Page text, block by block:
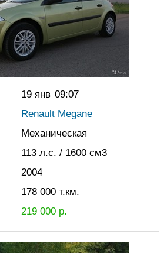
19 янв 09:07
Renault Megane
Механическая
113 л.с. / 1600 см3
2004
178 000 т.км.
219 000р.